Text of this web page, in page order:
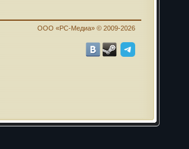
ООО «PC-Медиа» © 2009-2026